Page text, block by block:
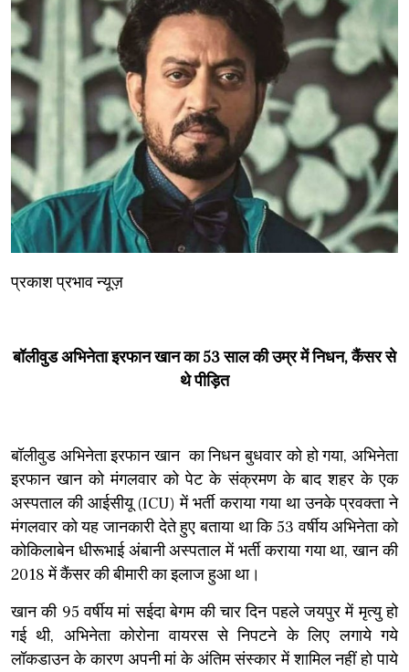
प्रकाश प्रभाव न्यूज़
बॉलीवुड अभिनेता इरफान खान का 53 साल की उम्र में निधन, कैंसर से
थे पीड़ित
बॉलीवुड अभिनेता इरफान खान का निधन बुधवार को हो गया, अभिनेता
इरफान खान को मंगलवार को पेट के संक्रमण के बाद शहर के एक
अस्पताल की आईसीयू (ICU) में भर्ती कराया गया था उनके प्रवक्ता ने
मंगलवार को यह जानकारी देते हुए बताया था कि 53 वर्षीय अभिनेता को
कोकिलाबेन धीरूभाई अंबानी अस्पताल में भर्ती कराया गया था, खान की
2018 में कैंसर की बीमारी का इलाज हुआ था।
खान की 95 वर्षीय मां सईदा बेगम की चार दिन पहले जयपुर में मृत्यु हो
गई थी, अभिनेता कोरोना वायरस से निपटने के लिए लगाये गये
लॉकडाउन के कारण अपनी मां के अंतिम संस्कार में शामिल नहीं हो पाये